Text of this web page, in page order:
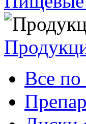
Все по